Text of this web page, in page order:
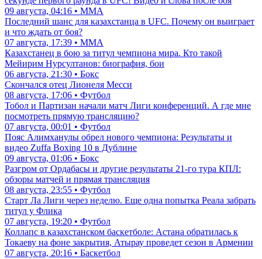
09 августа, 04:16 • ММА
Последний шанс для казахстанца в UFC. Почему он выиграет
и что ждать от боя?
07 августа, 17:39 • ММА
Казахстанец в бою за титул чемпиона мира. Кто такой
Мейирим Нурсултанов: биография, бои
06 августа, 21:30 • Бокс
Скончался отец Лионеля Месси
08 августа, 17:06 • Футбол
Тобол и Партизан начали матч Лиги конференций. А где мне
посмотреть прямую трансляцию?
07 августа, 00:01 • Футбол
Пояс Алимханулы обрел нового чемпиона: Результаты и
видео Zuffa Boxing 10 в Дублине
09 августа, 01:06 • Бокс
Разгром от Ордабасы и другие результаты 21-го тура КПЛ:
обзоры матчей и прямая трансляция
08 августа, 23:55 • Футбол
Старт Ла Лиги через неделю. Еще одна попытка Реала забрать
титул у Флика
07 августа, 19:20 • Футбол
Коллапс в казахстанском баскетболе: Астана обратилась к
Токаеву на фоне закрытия, Атырау проведет сезон в Армении
07 августа, 20:16 • Баскетбол